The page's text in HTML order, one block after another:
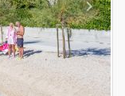
Next